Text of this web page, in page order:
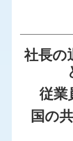
料金につい
関連リンク
リンク集
社長の
従業
国の